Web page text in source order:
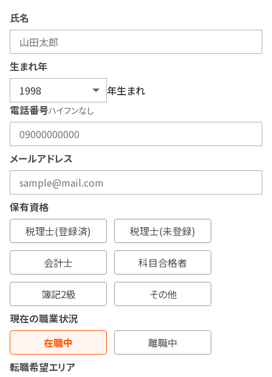
氏名
生まれ年
年生まれ
電話番号ハイフンなし
メールアドレス
保有資格
税理士(登録済)
税理士(未登録)
会計士 科目合格者
簿記2級
その他
現在の職業状況
在職中
離職中
転職希望エリア